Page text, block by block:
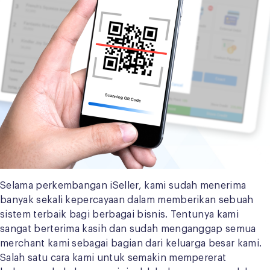
Selama perkembangan iSeller, kami sudah menerima
banyak sekali kepercayaan dalam memberikan sebuah
sistem terbaik bagi berbagai bisnis. Tentunya kami
sangat berterima kasih dan sudah menganggap semua
merchant kami sebagai bagian dari keluarga besar kami.
Salah satu cara kami untuk semakin mempererat